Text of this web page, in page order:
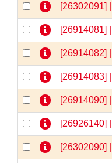
[26302091]
[26914081]
[26914082]
[26914083]
[26914090]
[26926140]
[26302090]